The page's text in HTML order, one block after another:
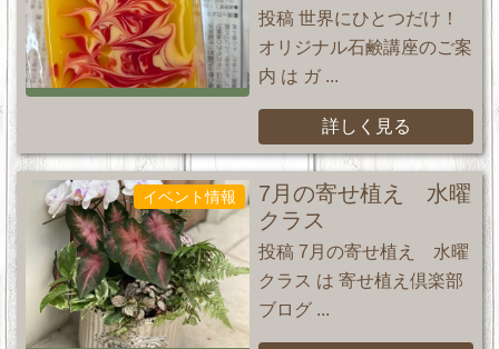
投稿 世界にひとつだけ！
オリジナル石鹸講座のご案
内 は ガ ...
詳しく見る
イベント情報
7月の寄せ植え 水曜
クラス
投稿 7月の寄せ植え 水曜
クラス は 寄せ植え倶楽部
ブログ ...